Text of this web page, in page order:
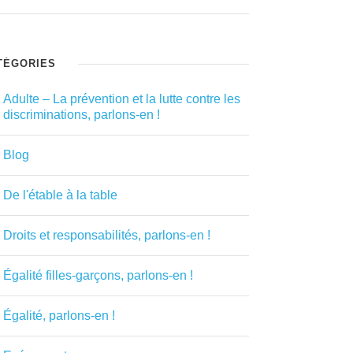
Adulte – La prévention et la lutte contre les
discriminations, parlons-en !
Blog
De l'étable à la table
Droits et responsabilités, parlons-en !
Égalité filles-garçons, parlons-en !
Égalité, parlons-en !